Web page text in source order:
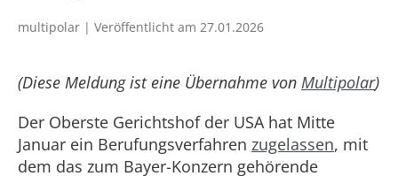
multipolar | Veröffentlicht am 27.01.2026
(Diese Meldung ist eine Übernahme von Multipolar)
Der Oberste Gerichtshof der USA hat Mitte
Januar ein Berufungsverfahren zugelassen, mit
dem das zum Bayer-Konzern gehörende